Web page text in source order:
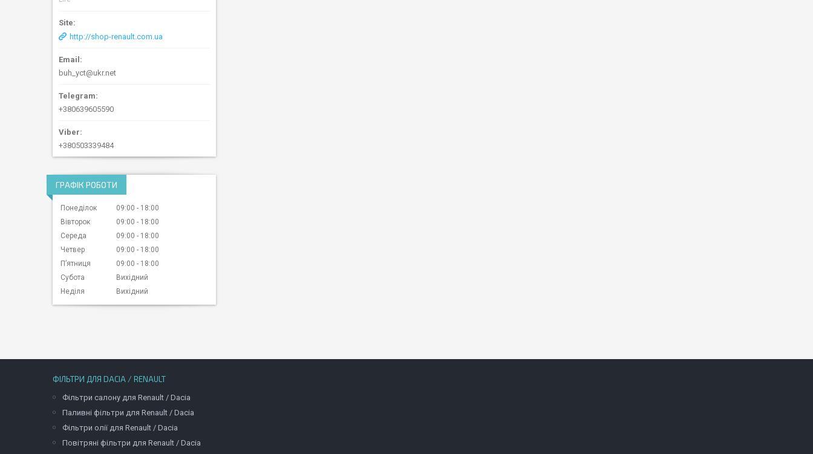
http://shop-renault.com.ua
buh_yct@ukr.net
+380639605590
+380503339484
ГРАФІК РОБОТИ
Понеділок 09:00
18:00
Вівторок
09:00
18:00
Середа
09:00
18:00
Четвер
09:00
18:00
Пʼятниця
09:00
18:00
Субота
Вихідний
Неділя
Вихідний
ФІЛЬТРИ ДЛЯ DACIA / RENAULT
Фільтри салону для Renault / Dacia
Паливні фільтри для Renault / Dacia
Фільтри олії для Renault / Dacia
Повітряні фільтри для Renault / Dacia